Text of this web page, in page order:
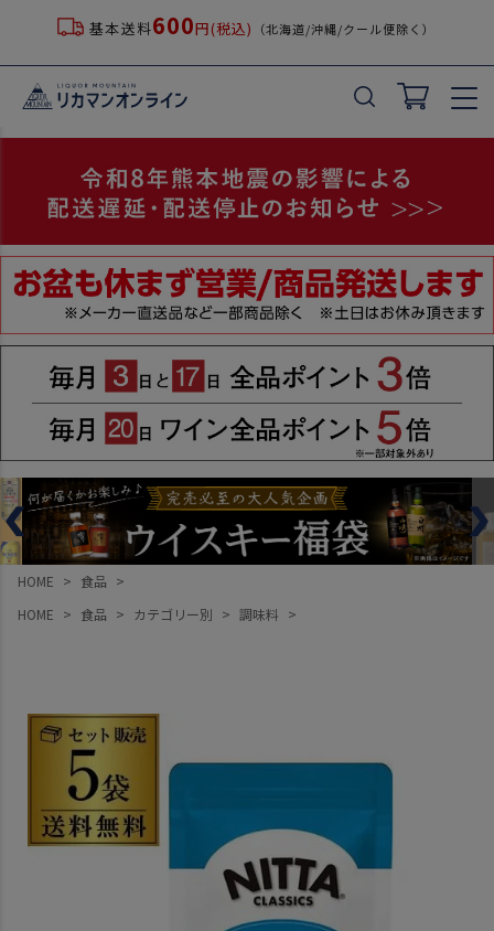
基本送料600円(税込) （北海道/沖縄/クール便除く）
HOME
食品
HOME
食品 カテゴリー別 調味料